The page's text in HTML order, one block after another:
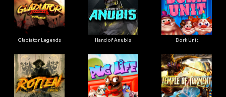
Gladiator Legends Hand of Anubis Dork Unit